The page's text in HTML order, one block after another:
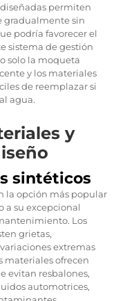
permiten
gradualmente sin
podría favorecer el
sistema de gestión
solo la moqueta
y los materiales
de reemplazar si
agua.
y
sintéticos
la opción más popular
a su excepcional
Los
grietas,
extremas
materiales ofrecen
evitan resbalones,
automotrices,